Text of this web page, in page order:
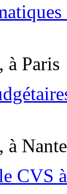
à Paris
à
CVS